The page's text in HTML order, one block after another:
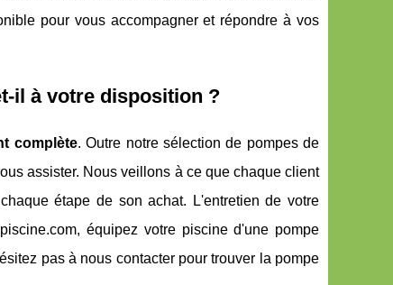
pour vous accompagner et répondre à vos
il à votre disposition ?
complète. Outre notre sélection de pompes de
assister. Nous veillons à ce que chaque client
étape de son achat. L'entretien de votre
équipez votre piscine d'une pompe
pas à nous contacter pour trouver la pompe